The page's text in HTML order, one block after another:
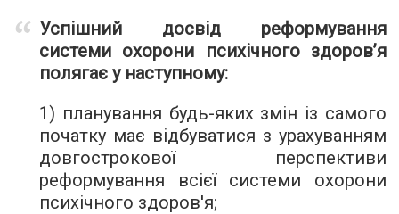
Успішний досвід реформування
системи охорони психічного здоров’я
полягає у наступному:
1) планування будь-яких змін із самого
початку має відбуватися з урахуванням
довгострокової перспективи
реформування всієї системи охорони
психічного здоров'я;